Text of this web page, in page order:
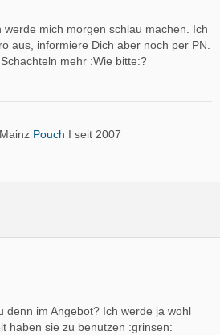
mich morgen schlau machen. Ich
aus, informiere Dich aber noch per PN.
mehr :Wie bitte:?
Pouch I seit 2007
denn im Angebot? Ich werde ja wohl
haben sie zu benutzen :grinsen: